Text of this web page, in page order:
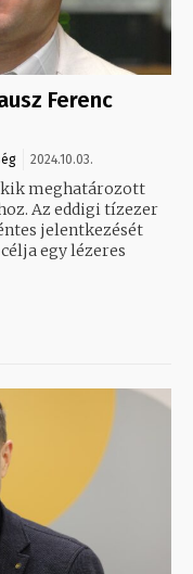
Ferenc
2024.10.03.
meghatározott
jelentkezését
egy lézeres